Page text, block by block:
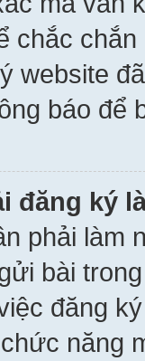
chắc
website
báo để
đăng ký
phải làm
bài
đăng
năng